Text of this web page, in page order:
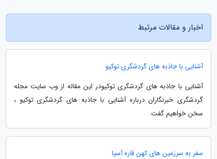
اخبار و مقالات مرتبط
آشنایی با جاذبه های گردشگری توکیو
آشنایی با جاذبه های گردشگری توکیودر این مقاله از وب سایت مجله
گردشگری خبرنگاران درباره آشنایی با جاذبه های گردشگری توکیو ،
سخن خواهیم گفت.
سفر به سرزمین های کهن قاره آسیا